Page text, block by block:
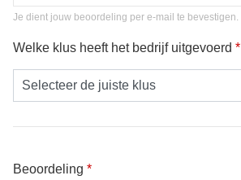
Je dient jouw beoordeling per e-mail te bevestigen.
Welke klus heeft het bedrijf uitgevoerd *
Beoordeling *